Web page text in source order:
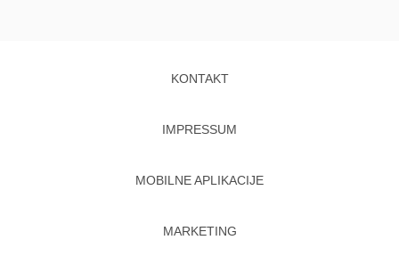
KONTAKT
IMPRESSUM
MOBILNE APLIKACIJE
MARKETING